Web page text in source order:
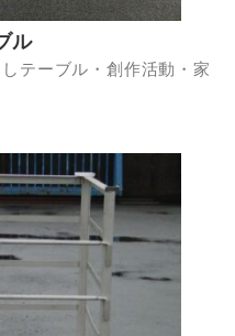
ル
テーブル・創作活動・家